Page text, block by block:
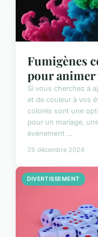
Fumigènes
pour animer
Si vous cherchez à
et de couleur à vos
colorés sont une
pour un mariage,
événement ...
25 décembre 2024
DIVERTISSEMENT